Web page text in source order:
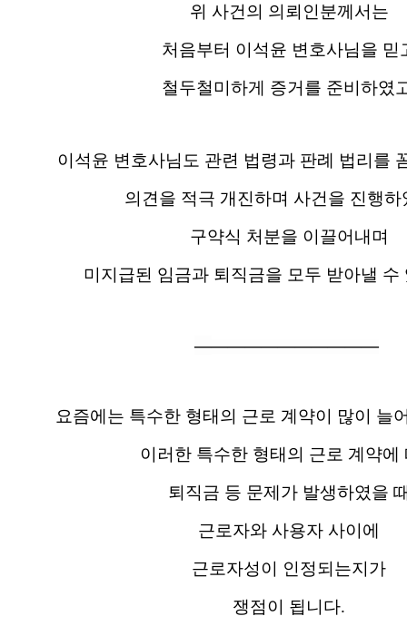
위 사건의 의뢰인분께서는
처음부터 이석윤 변호사님을 믿
철두철미하게 증거를 준비하였
이석윤 변호사님도 관련 법령과 판례 법리를
의견을 적극 개진하며 사건을 진행하
구약식 처분을 이끌어내며
미지급된 임금과 퇴직금을 모두 받아낼 수
―――――――――――
요즘에는 특수한 형태의 근로 계약이 많이 늘
이러한 특수한 형태의 근로 계약에
퇴직금 등 문제가 발생하였을
근로자와 사용자 사이에
근로자성이 인정되는지가
쟁점이 됩니다.